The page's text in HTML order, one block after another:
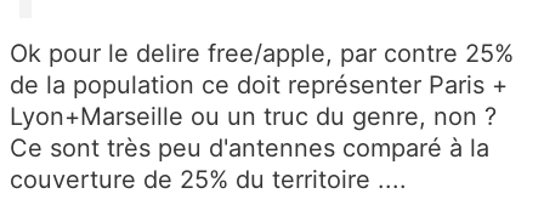
Ok pour le delire free/apple, par contre 25%
de la population ce doit représenter Paris +
Lyon+Marseille ou un truc du genre, non ?
Ce sont très peu d'antennes comparé à la
couverture de 25% du territoire ....